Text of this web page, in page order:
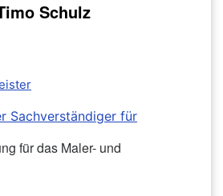
Schulz
Sachverständiger für
für das Maler- und